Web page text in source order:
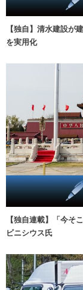
【独自】清水建設が
を実用化
【独自連載】「今
ビニシウス氏